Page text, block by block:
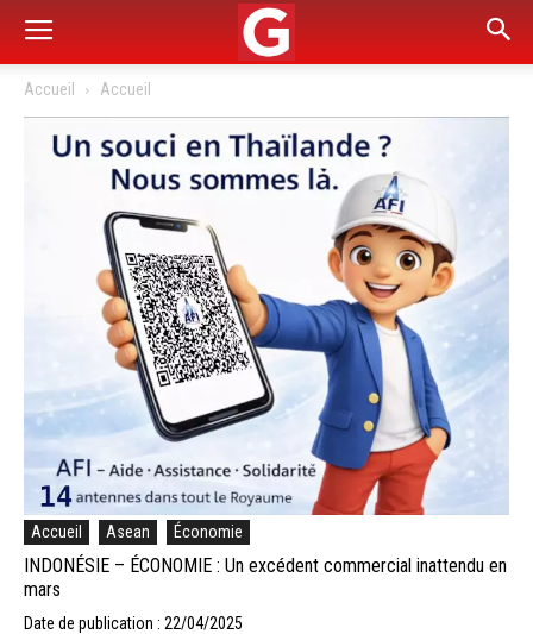
Accueil Accueil
Accueil Asean Économie
INDONÉSIE – ÉCONOMIE : Un excédent commercial inattendu en
mars
Date de publication : 22/04/2025